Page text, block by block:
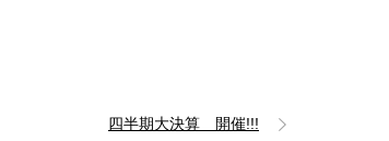
四半期大決算 開催!!!